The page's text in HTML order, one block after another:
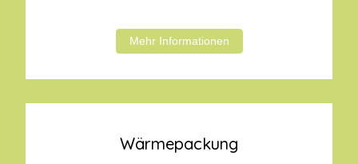
Mehr Informationen
Wärmepackung